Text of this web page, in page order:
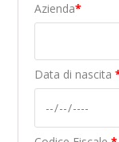
Azienda*
Data di nascita